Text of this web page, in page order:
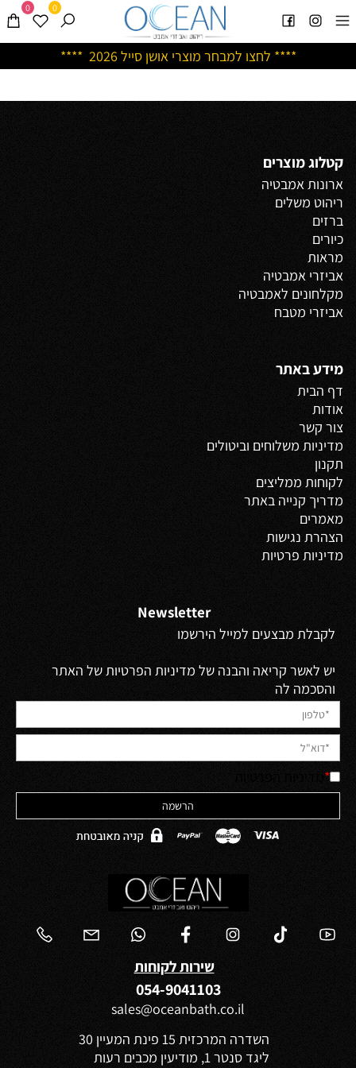
**** לחצו למבחר מוצרי אושן סייל 2026 ****
0 0
קטלוג מוצרים
ארונות אמבטיה
ריהוט משלים
ברזים
כיורים
מראות
אביזרי אמבטיה
מקלחונים לאמבטיה
אביזרי מטבח
מידע באתר
דף הבית
אודות
צור קשר
מדיניות משלוחים וביטולים
תקנון
לקוחות ממליצים
מדריך קנייה באתר
מאמרים
הצהרת נגישות
מדיניות פרטיות
Newsletter
לקבלת מבצעים למייל הירשמו
יש לאשר קריאה והבנה של מדיניות הפרטיות של האתר
והסכמה לה
*
שירות לקוחות
054-9041103
sales@oceanbath.co.il
השדרה המרכזית 15 פינת המעיין 30
ליגד סנטר 1, מודיעין מכבים רעות